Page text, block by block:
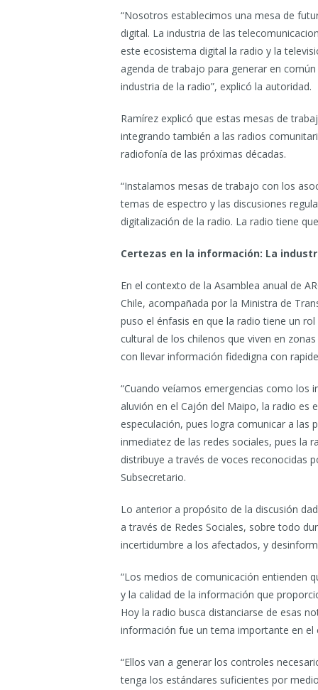
“Nosotros establecimos una mesa de
digital. La industria de las
este ecosistema digital la radio y la
agenda de trabajo para generar en
industria de la radio”, explicó la autoridad.
Ramírez explicó que estas mesas de
integrando también a las radios
radiofonía de las próximas décadas.
“Instalamos mesas de trabajo con los
temas de espectro y las discusiones
digitalización de la radio. La radio tiene
Certezas en la información: La
En el contexto de la Asamblea anual de
Chile, acompañada por la Ministra de
puso el énfasis en que la radio tiene un
cultural de los chilenos que viven en
con llevar información fidedigna con
“Cuando veíamos emergencias como los
aluvión en el Cajón del Maipo, la radio es
especulación, pues logra comunicar a las
inmediatez de las redes sociales, pues la
distribuye a través de voces reconocidas
Subsecretario.
Lo anterior a propósito de la discusión
a través de Redes Sociales, sobre todo
incertidumbre a los afectados, y
“Los medios de comunicación entienden
y la calidad de la información que
Hoy la radio busca distanciarse de esas
información fue un tema importante en el
“Ellos van a generar los controles
tenga los estándares suficientes por